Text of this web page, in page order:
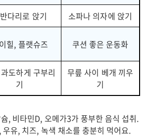
다리로 앉기
소파나 의자에 앉기
힐, 플랫슈즈 쿠션 좋은 운동화
도하게 구부리
기
무릎 사이 베개 끼우
기
, 비타민D, 오메가3가 풍부한 음식 섭취.
우유, 치즈, 녹색 채소를 충분히 먹어요.